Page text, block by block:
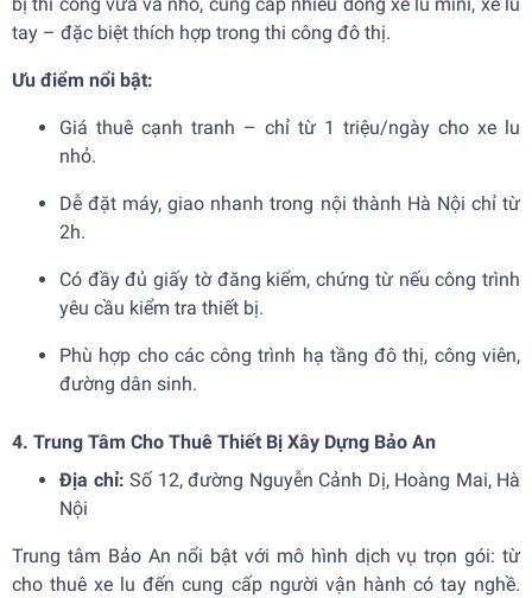
bị thi công vừa và nhỏ, cung cấp nhiều dòng xe lu mini, xe lu
tay – đặc biệt thích hợp trong thi công đô thị.
Ưu điểm nổi bật:
Giá thuê cạnh tranh – chỉ từ 1 triệu/ngày cho xe lu
nhỏ.
Dễ đặt máy, giao nhanh trong nội thành Hà Nội chỉ từ
2h.
Có đầy đủ giấy tờ đăng kiểm, chứng từ nếu công trình
yêu cầu kiểm tra thiết bị.
Phù hợp cho các công trình hạ tầng đô thị, công viên,
đường dân sinh.
4. Trung Tâm Cho Thuê Thiết Bị Xây Dựng Bảo An
Địa chỉ: Số 12, đường Nguyễn Cảnh Dị, Hoàng Mai, Hà
Nội
Trung tâm Bảo An nổi bật với mô hình dịch vụ trọn gói: từ
cho thuê xe lu đến cung cấp người vận hành có tay nghề.